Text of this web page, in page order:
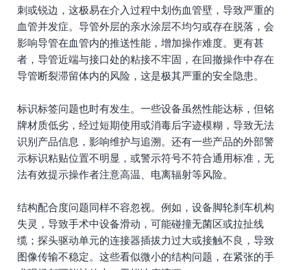
刺或锐边，这极易在介入过程中划伤血管壁，导致严重的
血管并发症。导管外层的亲水涂层不均匀或存在脱落，会
影响导管在血管内的推送性能，增加操作难度。更有甚
者，导管近端与接口处的粘接不牢固，在回撤操作中存在
导管断裂滞留体内的风险，这是极其严重的安全隐患。
标识标签问题也时有发生。一些设备虽然性能达标，但铭
牌材质低劣，经过短期使用或消毒后字迹模糊，导致无法
识别产品信息，影响维护与追溯。还有一些产品的外部警
示标识粘贴位置不明显，或警示符号不符合通用标准，无
法有效提示操作者注意高温、电离辐射等风险。
结构配合度问题同样不容忽视。例如，设备脚轮刹车机构
失灵，导致手术中设备滑动，可能碰撞无菌区或拉扯线
缆；探头驱动单元的连接器插拔力过大或接触不良，导致
图像传输不稳定。这些看似微小的结构问题，在紧张的手